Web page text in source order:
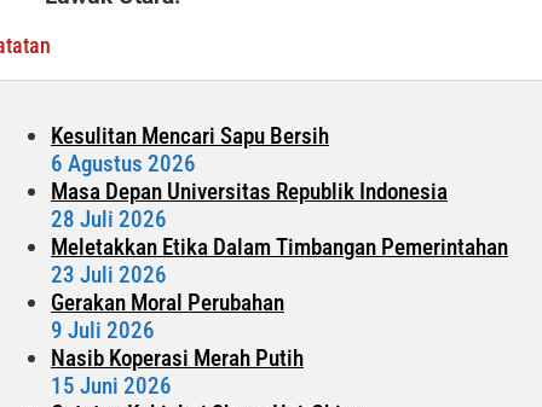
Kesulitan Mencari Sapu Bersih
6 Agustus 2026
Masa Depan Universitas Republik Indonesia
28 Juli 2026
Meletakkan Etika Dalam Timbangan Pemerintahan
23 Juli 2026
Gerakan Moral Perubahan
9 Juli 2026
Nasib Koperasi Merah Putih
15 Juni 2026